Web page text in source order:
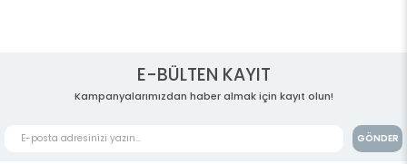
E-BÜLTEN KAYIT
Kampanyalarımızdan haber almak için kayıt olun!
GÖNDER